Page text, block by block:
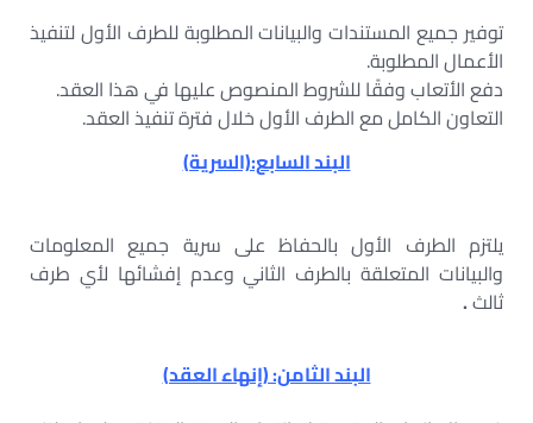
توفير جميع المستندات والبيانات المطلوبة للطرف الأول لتنفيذ
الأعمال المطلوبة.
دفع الأتعاب وفقًا للشروط المنصوص عليها في هذا العقد.
التعاون الكامل مع الطرف الأول خلال فترة تنفيذ العقد.
البند السابع:(السرية)
يلتزم الطرف الأول بالحفاظ على سرية جميع المعلومات
والبيانات المتعلقة بالطرف الثاني وعدم إفشائها لأي طرف
ثالث.
البند الثامن: (إنهاء العقد)